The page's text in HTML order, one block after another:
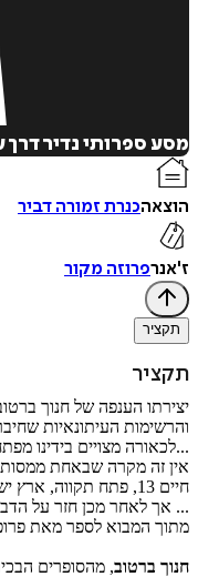
מסע ספרותי נדיר דרך
הוצאהכנרת זמורה דביר
ז'אנרפרוזה מקור
תקציר
תקציר
יצירתו הענפה של חנוך
והרשימות העיתונאיות
...לכאורה מצויים בידינו
אין זה מקרה שבאחת
חיים 13, פתח תקווה, ארץ ישראל, אסיה, העולם'.
... אך לאחר מכן חזר על
מתוך המבוא לספר מאת
חנוך ברטוב, מהסופרים